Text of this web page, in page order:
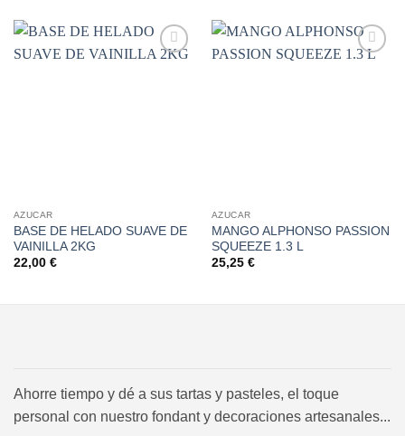
AZUCAR
BASE DE HELADO SUAVE DE
VAINILLA 2KG
22,00 €
AZUCAR
MANGO ALPHONSO PASSION
SQUEEZE 1.3 L
25,25 €
Ahorre tiempo y dé a sus tartas y pasteles, el toque
personal con nuestro fondant y decoraciones artesanales...